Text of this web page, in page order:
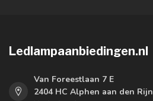
Ledlampaanbiedingen.nl
Van Foreestlaan 7 E
2404 HC Alphen aan den Rijn